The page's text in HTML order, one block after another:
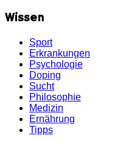
Wissen
Sport
Erkrankungen
Psychologie
Doping
Sucht
Philosophie
Medizin
Ernährung
Tipps